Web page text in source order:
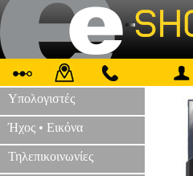
Υπολογιστές
Ήχος • Εικόνα
Τηλεπικοινωνίες